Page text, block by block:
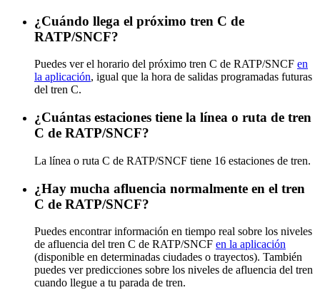
¿Cuándo llega el próximo tren C de
RATP/SNCF?
Puedes ver el horario del próximo tren C de RATP/SNCF en
la aplicación, igual que la hora de salidas programadas futuras
del tren C.
¿Cuántas estaciones tiene la línea o ruta de tren
C de RATP/SNCF?
La línea o ruta C de RATP/SNCF tiene 16 estaciones de tren.
¿Hay mucha afluencia normalmente en el tren
C de RATP/SNCF?
Puedes encontrar información en tiempo real sobre los niveles
de afluencia del tren C de RATP/SNCF en la aplicación
(disponible en determinadas ciudades o trayectos). También
puedes ver predicciones sobre los niveles de afluencia del tren
cuando llegue a tu parada de tren.